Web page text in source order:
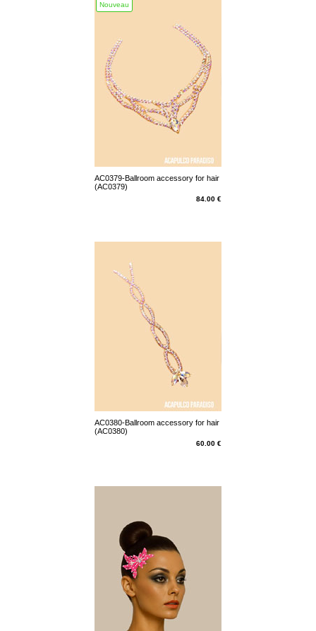
Nouveau
AC0379-Ballroom accessory for hair
(AC0379)
84.00 €
AC0380-Ballroom accessory for hair
(AC0380)
60.00 €